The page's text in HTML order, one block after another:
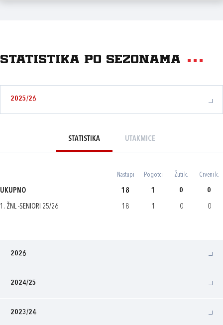
Statistika po sezonama
2025/26
STATISTIKA UTAKMICE
Nastupi Pogotci Žuti k. Crveni k.
UKUPNO 18 1 0 0
1. ŽNL -SENIORI 25/26 18 1 0 0
2026
2024/25
2023/24